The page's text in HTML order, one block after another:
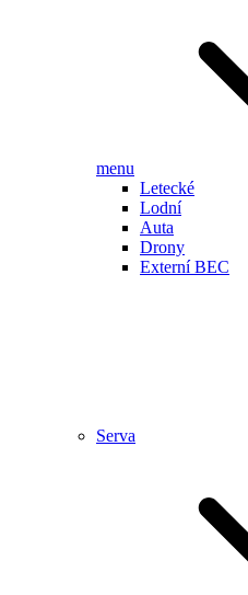
menu
Letecké
Lodní
Auta
Drony
Externí BEC
Serva